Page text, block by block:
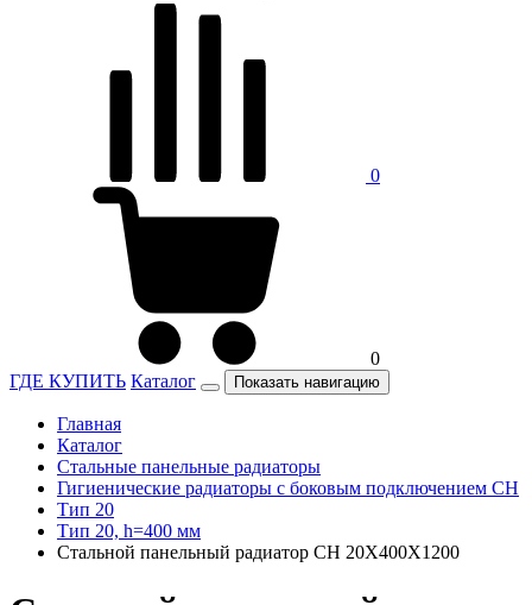
0
0
ГДЕ КУПИТЬ Каталог Показать навигацию
Главная
Каталог
Стальные панельные радиаторы
Гигиенические радиаторы c боковым подключением CH
Тип 20
Тип 20, h=400 мм
Стальной панельный радиатор CH 20Х400Х1200